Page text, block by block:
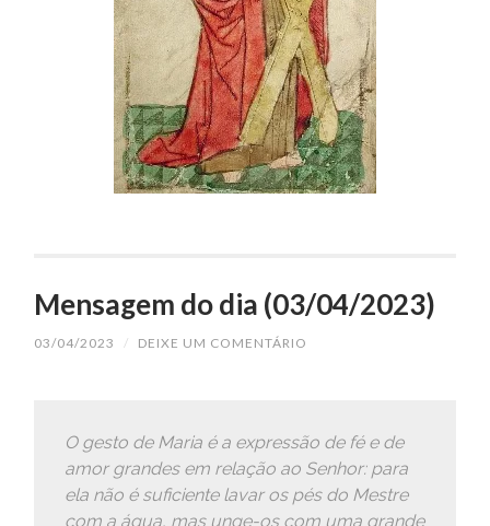
Mensagem do dia (03/04/2023)
03/04/2023 / DEIXE UM COMENTÁRIO
O gesto de Maria é a expressão de fé e de
amor grandes em relação ao Senhor: para
ela não é suficiente lavar os pés do Mestre
com a água, mas unge-os com uma grande